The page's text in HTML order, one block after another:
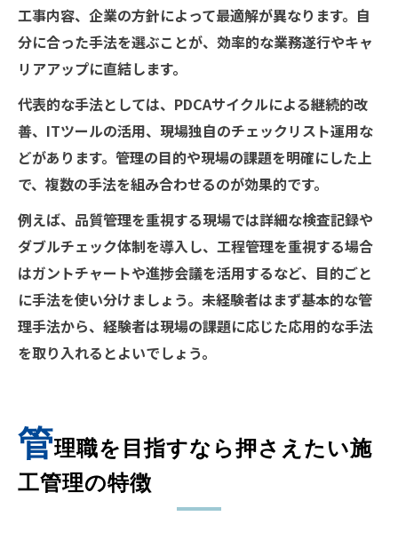
工事内容、企業の方針によって最適解が異なります。自
分に合った手法を選ぶことが、効率的な業務遂行やキャ
リアアップに直結します。
代表的な手法としては、PDCAサイクルによる継続的改
善、ITツールの活用、現場独自のチェックリスト運用な
どがあります。管理の目的や現場の課題を明確にした上
で、複数の手法を組み合わせるのが効果的です。
例えば、品質管理を重視する現場では詳細な検査記録や
ダブルチェック体制を導入し、工程管理を重視する場合
はガントチャートや進捗会議を活用するなど、目的ごと
に手法を使い分けましょう。未経験者はまず基本的な管
理手法から、経験者は現場の課題に応じた応用的な手法
を取り入れるとよいでしょう。
管理職を目指すなら押さえたい施
工管理の特徴